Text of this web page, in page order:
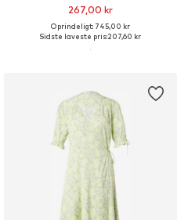
267,00 kr
Oprindeligt: 745,00 kr
Sidste laveste pris:207,60 kr